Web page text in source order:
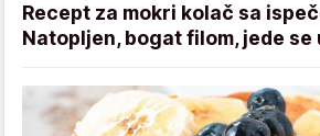
Recept za mokri kolač sa
Natopljen, bogat filom, jede se